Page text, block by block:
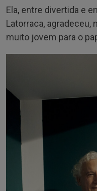
Ela, entre divertida e
Latorraca, agradeceu,
muito jovem para o